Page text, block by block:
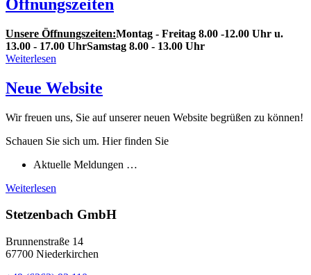
Öffnungszeiten
Unsere Öffnungszeiten:Montag - Freitag 8.00 -12.00 Uhr u.
13.00 - 17.00 UhrSamstag 8.00 - 13.00 Uhr
Weiterlesen
Neue Website
Wir freuen uns, Sie auf unserer neuen Website begrüßen zu können!
Schauen Sie sich um. Hier finden Sie
Aktuelle Meldungen …
Weiterlesen
Stetzenbach GmbH
Brunnenstraße 14
67700 Niederkirchen